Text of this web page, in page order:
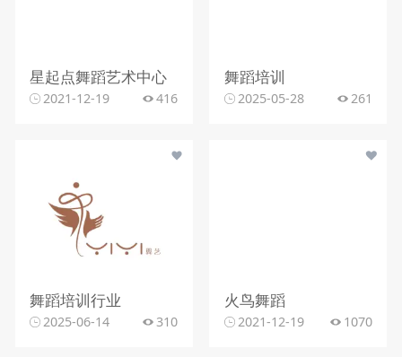
星起点舞蹈艺术中心
2021-12-19 416
舞蹈培训
2025-05-28 261
舞蹈培训行业
2025-06-14 310
火鸟舞蹈
2021-12-19 1070